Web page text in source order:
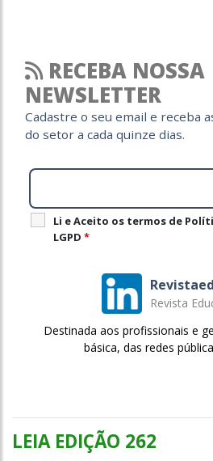
RECEBA NOSSA
NEWSLETTER
Cadastre o seu email e receba
do setor a cada quinze dias.
Li e Aceito os termos de
LGPD *
Revista
Destinada aos profissionais e
básica, das redes
LEIA EDIÇÃO 262